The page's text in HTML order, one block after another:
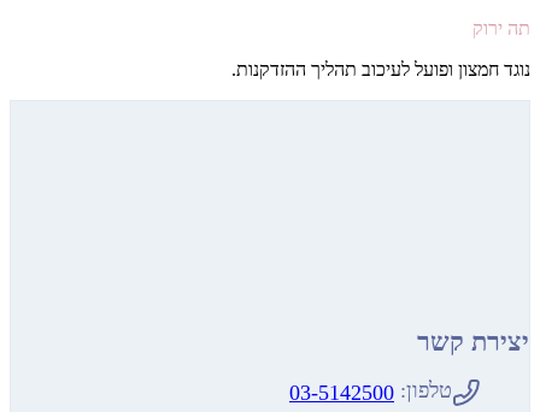
תה ירוק
נוגד חמצון ופועל לעיכוב תהליך ההזדקנות.
יצירת קשר
טלפון: 03-5142500